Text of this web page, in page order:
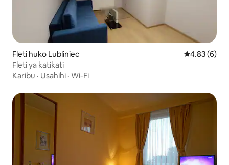
Fleti huko Lubliniec Ukadiriaji
4.83 (6)
Fleti ya katikati
Karibu · Usahihi · Wi-Fi